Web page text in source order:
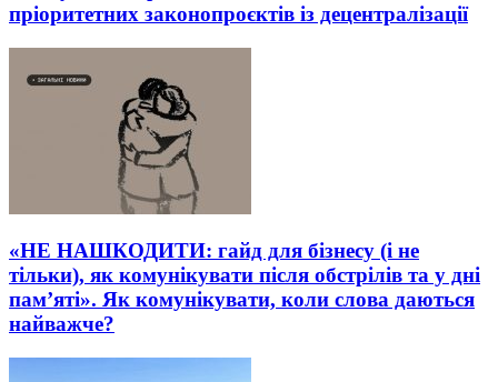
пріоритетних законопроєктів із децентралізації
«НЕ НАШКОДИТИ: гайд для бізнесу (і не
тільки), як комунікувати після обстрілів та у дні
пам’яті». Як комунікувати, коли слова даються
найважче?